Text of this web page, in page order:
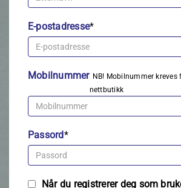
E-postadresse*
Mobilnummer NB! Mobilnummer kreves
nettbutikk
Passord*
Når du registrerer deg som